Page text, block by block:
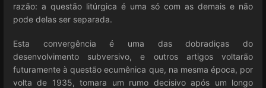
razão: a questão litúrgica é uma só com as demais e não
pode delas ser separada.
Esta convergência é uma das dobradiças do
desenvolvimento subversivo, e outros artigos voltarão
futuramente à questão ecumênica que, na mesma época, por
volta de 1935, tomara um rumo decisivo após um longo